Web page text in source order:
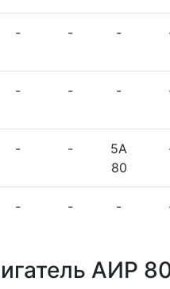
- - -
- - -
- -
5А
80
- - -
АИР